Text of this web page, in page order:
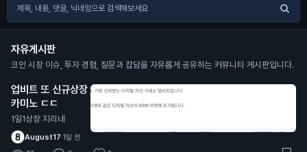
자유게시판
코인 시장 이슈, 투자 경험, 질문과 잡담을 자유롭게 공유하는 커뮤니티 게시판입니다.
업비트 또 신규상장
카미노 ㄷㄷ
1일1상장 지리네
August17·1일 전